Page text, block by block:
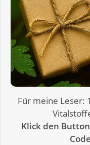
Für meine Leser:
Klick den